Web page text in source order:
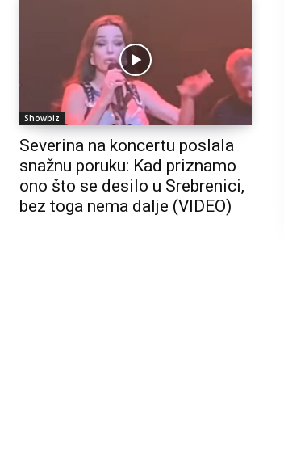
Showbiz
Severina na koncertu poslala
snažnu poruku: Kad priznamo
ono što se desilo u Srebrenici,
bez toga nema dalje (VIDEO)